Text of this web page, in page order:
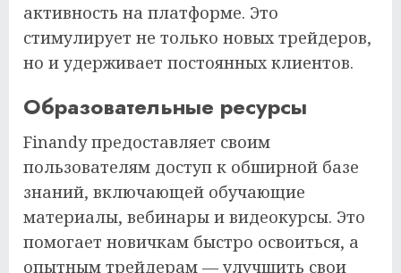
активность на платформе. Это
стимулирует не только новых трейдеров,
но и удерживает постоянных клиентов.
Образовательные ресурсы
Finandy предоставляет своим
пользователям доступ к обширной базе
знаний, включающей обучающие
материалы, вебинары и видеокурсы. Это
помогает новичкам быстро освоиться, а
опытным трейдерам — улучшить свои